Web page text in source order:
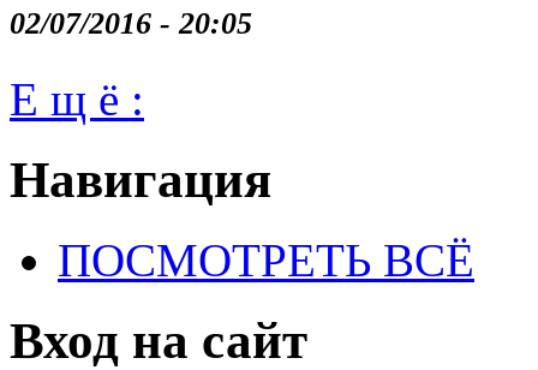
02/07/2016 - 20:05
Е щ ё :
Навигация
ПОСМОТРЕТЬ ВСЁ
Вход на сайт